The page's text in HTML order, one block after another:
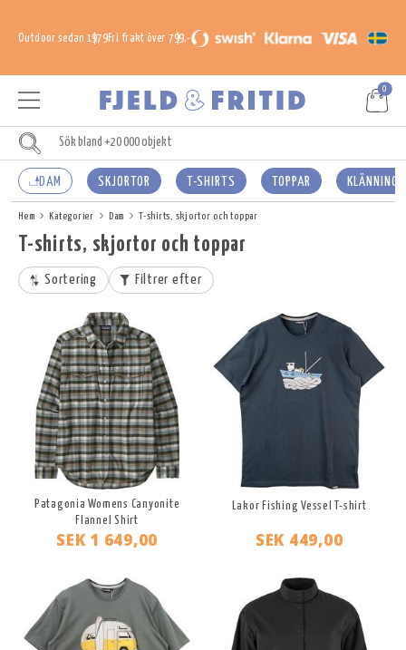
Outdoor sedan 1979Fri frakt över 799,-
0
DAM SKJORTOR T-SHIRTS TOPPAR
Hem Kategorier Dam T-shirts, skjortor och toppar
T-shirts, skjortor och toppar
Sortering Filtrer efter
Patagonia Womens Canyonite
Flannel Shirt
SEK 1 649,00
Lakor Fishing Vessel T-shirt
SEK 449,00